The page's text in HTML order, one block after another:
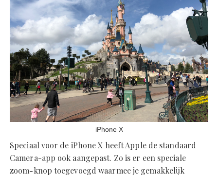
iPhone X
Speciaal voor de iPhone X heeft Apple de standaard
Camera-app ook aangepast. Zo is er een speciale
zoom-knop toegevoegd waarmee je gemakkelijk